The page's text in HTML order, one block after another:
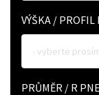
VÝŠKA /
- vyberte
PRŮMĚR / R